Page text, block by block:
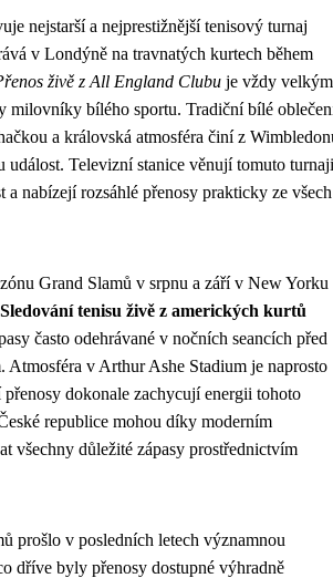
nejstarší a nejprestižnější tenisový turnaj
v Londýně na travnatých kurtech během
živě z All England Clubu je vždy velkým
milovníky bílého sportu. Tradiční bílé
a královská atmosféra činí z
událost. Televizní stanice věnují tomuto turnaji
a nabízejí rozsáhlé přenosy prakticky ze všech
Grand Slamů v srpnu a září v New Yorku
Sledování tenisu živě z amerických kurtů
často odehrávané v nočních seancích před
v Arthur Ashe Stadium je naprosto
přenosy dokonale zachycují energii tohoto
republice mohou díky moderním
všechny důležité zápasy prostřednictvím
prošlo v posledních letech významnou
dříve byly přenosy dostupné výhradně